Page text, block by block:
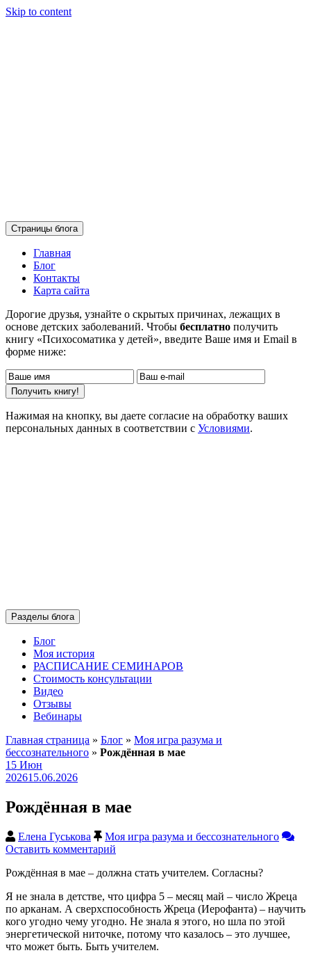
Skip to content
Страницы блога
Главная
Блог
Контакты
Карта сайта
Дорогие друзья, узнайте о скрытых причинах, лежащих в
основе детских заболеваний. Чтобы бесплатно получить
книгу «Психосоматика у детей», введите Ваше имя и Email в
форме ниже:
Нажимая на кнопку, вы даете согласие на обработку ваших
персональных данных в соответствии с Условиями.
Разделы блога
Блог
Моя история
РАСПИСАНИЕ СЕМИНАРОВ
Стоимость консультации
Видео
Отзывы
Вебинары
Главная страница » Блог » Моя игра разума и
бессознательного » Рождённая в мае
15 Июн
202615.06.2026
Рождённая в мае
Елена Гуськова
Моя игра разума и бессознательного
Оставить комментарий
Рождённая в мае – должна стать учителем. Согласны?
Я не знала в детстве, что цифра 5 – месяц май – число Жреца
по арканам. А сверхспособность Жреца (Иерофанта) – научить
кого угодно чему угодно. Не знала я этого, но шла по этой
энергетической ниточке, потому что казалось – это лучшее,
что может быть. Быть учителем.